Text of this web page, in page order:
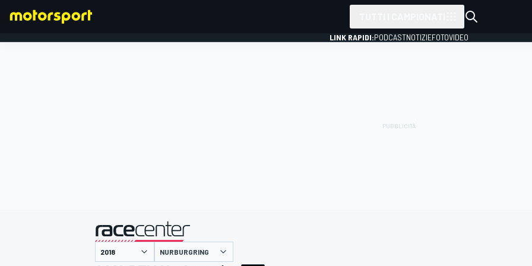
LINK RAPIDI:PODCASTNOTIZIEFOTOVIDEO
presentato da
NURBURGRING